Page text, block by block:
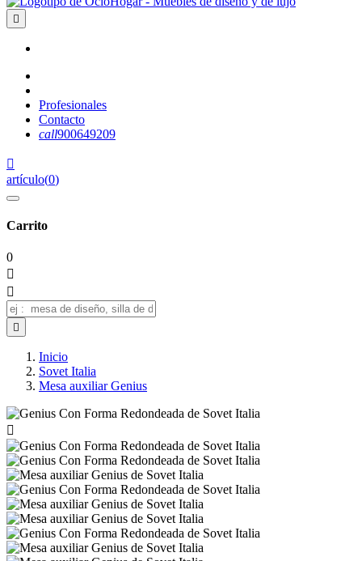

Profesionales
Contacto
call900649209

artículo(0)
Carrito
0



Inicio
Sovet Italia
Mesa auxiliar Genius
